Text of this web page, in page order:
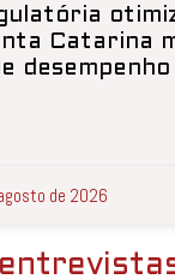
Catarina
desempenho
de 2026